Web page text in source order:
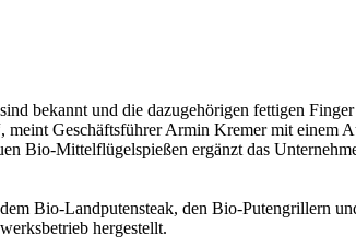
bekannt und die dazugehörigen fettigen
Geschäftsführer Armin Kremer mit einem
Bio-Mittelflügelspießen ergänzt das
Bio-Landputensteak, den Bio-Putengrillern
hergestellt.